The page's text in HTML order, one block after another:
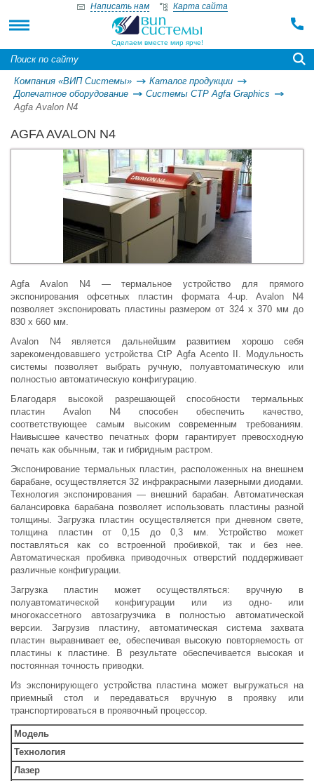
Сделаем вместе мир ярче!
Написать нам Карта сайта
Компания «ВИП Системы»
Каталог продукции
Допечатное оборудование
Системы СТР Agfa Graphics
Agfa Avalon N4
AGFA AVALON N4
Agfa Avalon N4 — термальное устройство для прямого
экспонирования офсетных пластин формата 4-up. Avalon N4
позволяет экспонировать пластины размером от 324 x 370 мм до
830 x 660 мм.
Avalon N4 является дальнейшим развитием хорошо себя
зарекомендовавшего устройства CtP Agfa Acento II. Модульность
системы позволяет выбрать ручную, полуавтоматическую или
полностью автоматическую конфигурацию.
Благодаря высокой разрешающей способности термальных
пластин Avalon N4 способен обеспечить качество,
соответствующее самым высоким современным требованиям.
Наивысшее качество печатных форм гарантирует превосходную
печать как обычным, так и гибридным растром.
Экспонирование термальных пластин, расположенных на внешнем
барабане, осуществляется 32 инфракрасными лазерными диодами.
Технология экспонирования — внешний барабан. Автоматическая
балансировка барабана позволяет использовать пластины разной
толщины. Загрузка пластин осуществляется при дневном свете,
толщина пластин от 0,15 до 0,3 мм. Устройство может
поставляться как со встроенной пробивкой, так и без нее.
Автоматическая пробивка приводочных отверстий поддерживает
различные конфигурации.
Загрузка пластин может осуществляться: вручную в
полуавтоматической конфигурации или из одно- или
многокассетного автозагрузчика в полностью автоматической
версии. Загрузив пластину, автоматическая система захвата
пластин выравнивает ее, обеспечивая высокую повторяемость от
пластины к пластине. В результате обеспечивается высокая и
постоянная точность приводки.
Из экспонирующего устройства пластина может выгружаться на
приемный стол и передаваться вручную в проявку или
транспортироваться в проявочный процессор.
Модель
Технология
Лазер